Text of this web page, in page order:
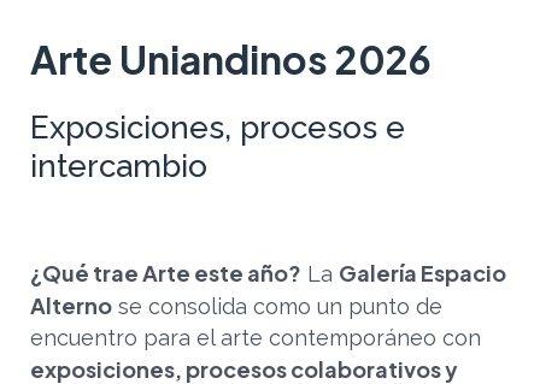
Arte Uniandinos 2026
Exposiciones, procesos e
intercambio
¿Qué trae Arte este año? La Galería Espacio
Alterno se consolida como un punto de
encuentro para el arte contemporáneo con
exposiciones, procesos colaborativos y